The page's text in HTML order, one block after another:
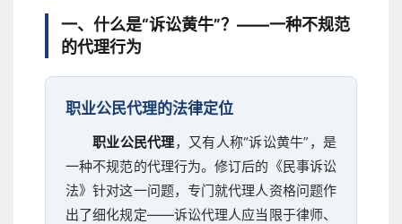
一、什么是“诉讼黄牛”？——一种不规范
的代理行为
职业公民代理的法律定位
职业公民代理，又有人称“诉讼黄牛”，是
一种不规范的代理行为。修订后的《民事诉讼
法》针对这一问题，专门就代理人资格问题作
出了细化规定——诉讼代理人应当限于律师、